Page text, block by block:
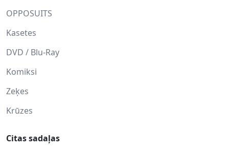
OPPOSUITS
Kasetes
DVD / Blu-Ray
Komiksi
Zeķes
Krūzes
Citas sadaļas